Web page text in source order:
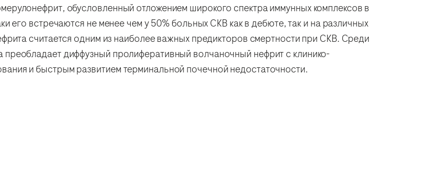
обусловленный отложением широкого спектра иммунных комплексов в
его встречаются не менее чем у 50% больных СКВ как в дебюте, так и на различных
считается одним из наиболее важных предикторов смертности при СКВ. Среди
диффузный пролиферативный волчаночный нефрит с клинико-
и быстрым развитием терминальной почечной недостаточности.